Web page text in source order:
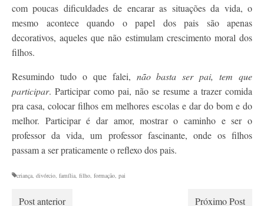
com poucas dificuldades de encarar as situações da vida, o
mesmo acontece quando o papel dos pais são apenas
decorativos, aqueles que não estimulam crescimento moral dos
filhos.
Resumindo tudo o que falei, não basta ser pai, tem que
participar. Participar como pai, não se resume a trazer comida
pra casa, colocar filhos em melhores escolas e dar do bom e do
melhor. Participar é dar amor, mostrar o caminho e ser o
professor da vida, um professor fascinante, onde os filhos
passam a ser praticamente o reflexo dos pais.
criança divórcio família filho formação pai
Post anterior Próximo Post